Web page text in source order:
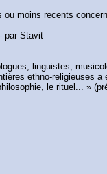
moins recents
- par Stavit
linguistes,
ethno-religieuses
le rituel... »